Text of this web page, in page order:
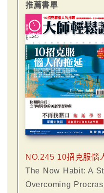
推薦書單
NO.245 10招克服惱
The Now Habit: A
Overcoming